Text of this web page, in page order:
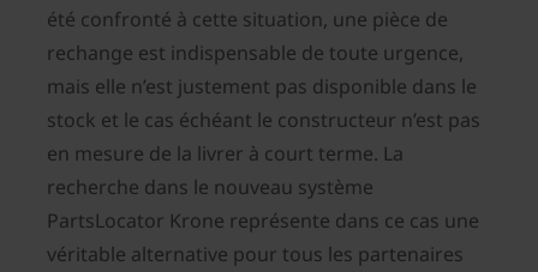
été confronté à cette situation, une pièce de
rechange est indispensable de toute urgence,
mais elle n’est justement pas disponible dans le
stock et le cas échéant le constructeur n’est pas
en mesure de la livrer à court terme. La
recherche dans le nouveau système
PartsLocator Krone représente dans ce cas une
véritable alternative pour tous les partenaires